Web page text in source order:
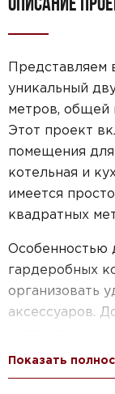
Представляем
уникальный
метров, общей
Этот проект
помещения
котельная и
имеется
квадратных
Особенностью
гардеробных
организовать
аксессуаров.
спальни на
Показать